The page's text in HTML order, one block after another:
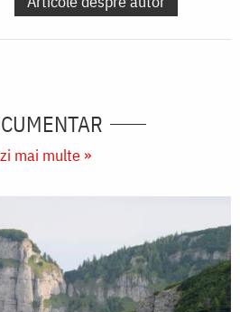
mai multe »